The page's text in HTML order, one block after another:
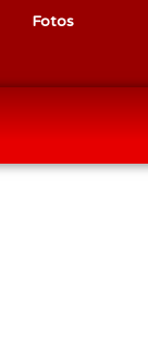
Fotos